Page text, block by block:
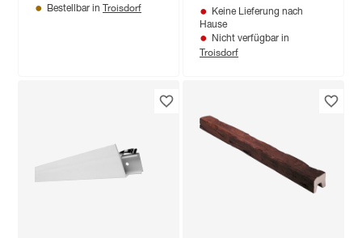
Bestellbar in Troisdorf
Keine Lieferung nach
Hause
Nicht verfügbar in
Troisdorf